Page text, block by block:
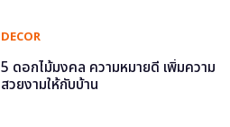
DECOR
5 ดอกไม้มงคล ความหมายดี เพิ่มความ
สวยงามให้กับบ้าน